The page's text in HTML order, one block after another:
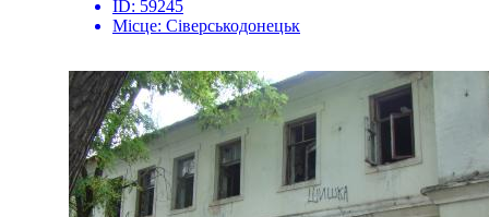
ID: 59245
Місце: Сіверськодонецьк